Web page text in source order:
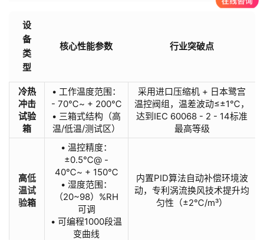
设
备
类
型
核心性能参数 行业突破点
冷热
冲击
试验
箱
• 工作温度范围：
- 70℃~ + 200℃
• 三箱式结构（高
温/低温/测试区）
采用进口压缩机 + 日本鹭宫
温控阀组，温差波动≤±1℃，
达到IEC 60068 - 2 - 14标准
最高等级
高低
温试
验箱
• 温控精度：
±0.5℃@ -
40℃~ + 150℃
• 湿度范围：
（20~98）%RH
可调
• 可编程1000段温
变曲线
内置PID算法自动补偿环境波
动，专利涡流换风技术提升均
匀性（±2℃/m³）